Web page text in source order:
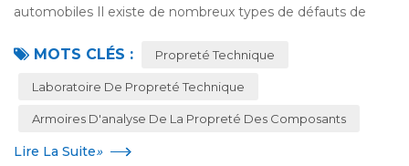
automobiles Il existe de nombreux types de défauts de
défauts internes selon leurs positions. L...
MOTS CLÉS : Propreté Technique
Laboratoire De Propreté Technique
Armoires D'analyse De La Propreté Des Composants
Lire La Suite»